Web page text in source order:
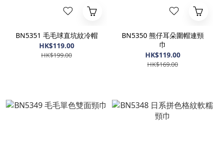
BN5351 毛毛球直坑紋冷帽
HK$119.00
HK$199.00
BN5350 熊仔耳朵圍帽連頸
巾
HK$119.00
HK$169.00